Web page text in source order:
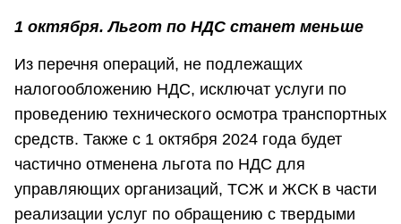
1 октября. Льгот по НДС станет меньше
Из перечня операций, не подлежащих
налогообложению НДС, исключат услуги по
проведению технического осмотра транспортных
средств. Также с 1 октября 2024 года будет
частично отменена льгота по НДС для
управляющих организаций, ТСЖ и ЖСК в части
реализации услуг по обращению с твердыми